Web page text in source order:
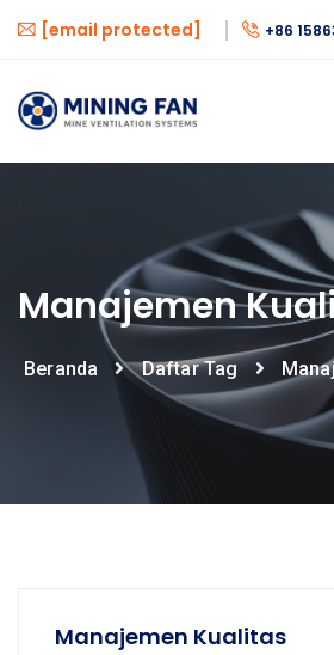
[email protected] +86
Manajemen
Beranda Daftar Tag
Manajemen Kualitas